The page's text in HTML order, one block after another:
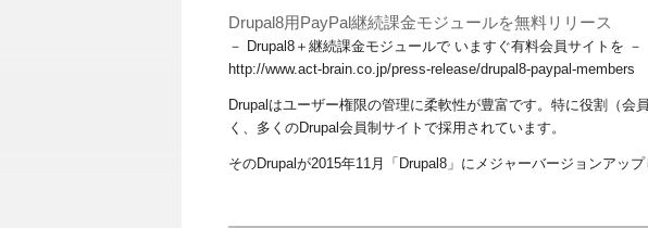
Drupal8用PayPal継続課金モジュールを無料リリース
－ Drupal8＋継続課金モジュールで いますぐ有料会員サイトを －
​http://www.act-brain.co.jp/press-release/drupal8-paypal-members
Drupalはユーザー権限の管理に柔軟性が豊富です。特に役割（会
く、多くのDrupal会員制サイトで採用されています。
そのDrupalが2015年11月「Drupal8」にメジャーバージョンアップ